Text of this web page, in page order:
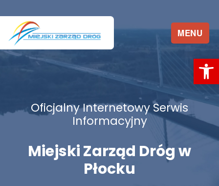
MENU
Oficjalny Internetowy Serwis
Informacyjny
Miejski Zarząd Dróg w
Płocku